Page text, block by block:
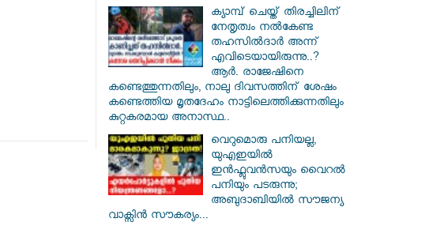
ക്യാമ്പ് ചെയ്ത് തിരച്ചിലിന്
നേതൃത്വം നല്‍കേണ്ട
തഹസില്‍ദാര്‍ അന്ന്
എവിടെയായിരുന്നു..?
ആര്‍. രാജേഷിനെ
കണ്ടെത്തുന്നതിലും, നാലു ദിവസത്തിന് ശേഷം
കണ്ടെത്തിയ മൃതദേഹം നാട്ടിലെത്തിക്കുന്നതിലും
കുറ്റകരമായ അനാസ്ഥ..
വെറുമൊരു പനിയല്ല,
യുഎഇയിൽ
ഇൻഫ്ലുവൻസയും വൈറൽ
പനിയും പടരുന്നു;
അബുദാബിയിൽ സൗജന്യ
വാക്സിൻ സൗകര്യം...